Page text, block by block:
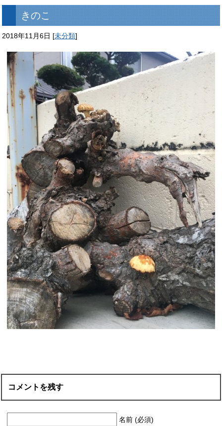
きのこ
2018年11月6日 [未分類]
コメントを残す
名前 (必須)